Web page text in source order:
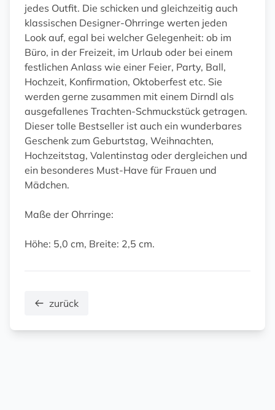
jedes Outfit. Die schicken und gleichzeitig auch
klassischen Designer-Ohrringe werten jeden
Look auf, egal bei welcher Gelegenheit: ob im
Büro, in der Freizeit, im Urlaub oder bei einem
festlichen Anlass wie einer Feier, Party, Ball,
Hochzeit, Konfirmation, Oktoberfest etc. Sie
werden gerne zusammen mit einem Dirndl als
ausgefallenes Trachten-Schmuckstück getragen.
Dieser tolle Bestseller ist auch ein wunderbares
Geschenk zum Geburtstag, Weihnachten,
Hochzeitstag, Valentinstag oder dergleichen und
ein besonderes Must-Have für Frauen und
Mädchen.
Maße der Ohrringe:
Höhe: 5,0 cm, Breite: 2,5 cm.
zurück